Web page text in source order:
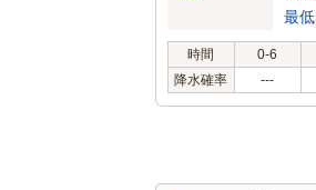
最
時間 0-6
降水確率
---